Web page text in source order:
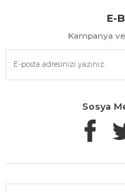
Kolay
Güvenli Paketleme Taksit
E-
Kampanya
Sosya